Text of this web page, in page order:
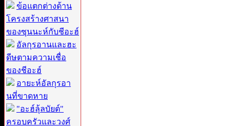
ข้อแตกต่างด้าน
โครงสร้างศาสนา
ของซุนนะห์กับชีอะฮ์
อัลกุรอานและฮะ
ดีษตามความเชื่อ
ของชีอะฮ์
อายะห์อัลกุรอา
นที่ขาดหาย
"อะฮ์ลุ้ลบัยต์"
ครอบครัวและวงศ์